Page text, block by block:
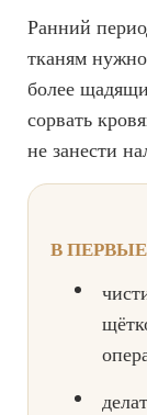
Ранний
тканям
более
сорвать
не занести
В